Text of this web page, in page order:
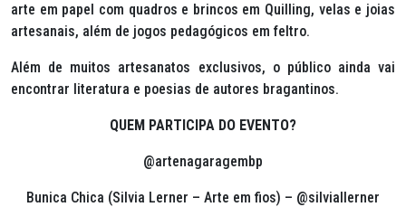
arte em papel com quadros e brincos em Quilling, velas e joias
artesanais, além de jogos pedagógicos em feltro.
Além de muitos artesanatos exclusivos, o público ainda vai
encontrar literatura e poesias de autores bragantinos.
QUEM PARTICIPA DO EVENTO?
@artenagaragembp
Bunica Chica (Silvia Lerner – Arte em fios) – @silviallerner